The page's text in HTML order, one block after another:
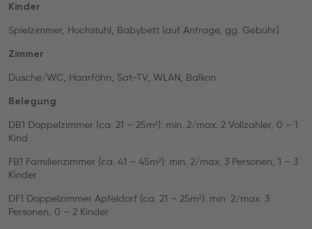
Kinder
Spielzimmer, Hochstuhl, Babybett (auf Anfrage, gg. Gebühr)
Zimmer
Dusche/WC, Haarföhn, Sat-TV, WLAN, Balkon
Belegung
DB1 Doppelzimmer (ca. 21 – 25m²): min. 2/max. 2 Vollzahler, 0 – 1
Kind
FB1 Familienzimmer (ca. 41 – 45m²): min. 2/max. 3 Personen, 1 – 3
Kinder
DF1 Doppelzimmer Apfeldorf (ca. 21 – 25m²): min. 2/max. 3
Personen, 0 – 2 Kinder